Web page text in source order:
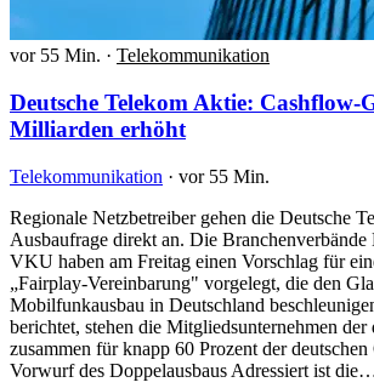
vor 55 Min. · Telekommunikation
Deutsche Telekom Aktie: Cashflow-
Milliarden erhöht
Telekommunikation · vor 55 Min.
Regionale Netzbetreiber gehen die Deutsche
Ausbaufrage direkt an. Die
VKU haben am Freitag einen Vorschlag für
„Fairplay-Vereinbarung" vorgelegt, die den
Mobilfunkausbau in Deutschland
berichtet, stehen die Mitgliedsunternehmen der
zusammen für knapp 60 Prozent der deutschen
Vorwurf des Doppelausbaus Adressiert ist